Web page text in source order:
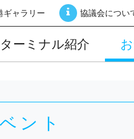
ギャラリー 協議会につい
ターミナル紹介
ント